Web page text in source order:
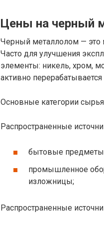
Цены на черный
Черный металлолом — это
Часто для улучшения
элементы: никель, хром,
активно
Основные категории
Распространенные
бытовые
промышленное
изложницы;
Распространенные